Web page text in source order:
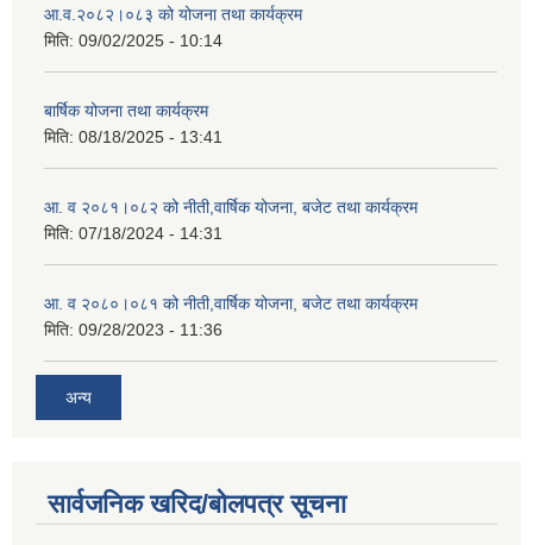
आ.व.२०८२।०८३ को योजना तथा कार्यक्रम
मिति: 09/02/2025 - 10:14
बार्षिक योजना तथा कार्यक्रम
मिति: 08/18/2025 - 13:41
आ. व २०८१।०८२ को नीती,वार्षिक योजना, बजेट तथा कार्यक्रम
मिति: 07/18/2024 - 14:31
आ. व २०८०।०८१ को नीती,वार्षिक योजना, बजेट तथा कार्यक्रम
मिति: 09/28/2023 - 11:36
अन्य
सार्वजनिक खरिद/बोलपत्र सूचना